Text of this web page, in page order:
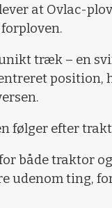
at Ovlac-
træk – en
position,
følger efter
både traktor
udenom ting,